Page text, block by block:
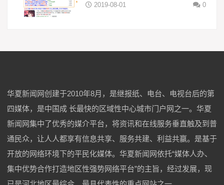
2019-08-01 0
华夏新闻网创建于2010年8月，是继报纸、电台、电视台后的第
四媒体，是中国成 长最快的区域性中心城市门户网之一。华夏
新闻网集中了优秀的媒介平台，将资讯和在线服务垂直触及到普
通民众，让人人都享有信息共享、服务共建、利益共赢。是基于
开放的网络环境下的平民化媒体。华夏新闻网依托“媒体人办、
集中优势合作打造地区性强势网络平台”的主旨，经过发展，现